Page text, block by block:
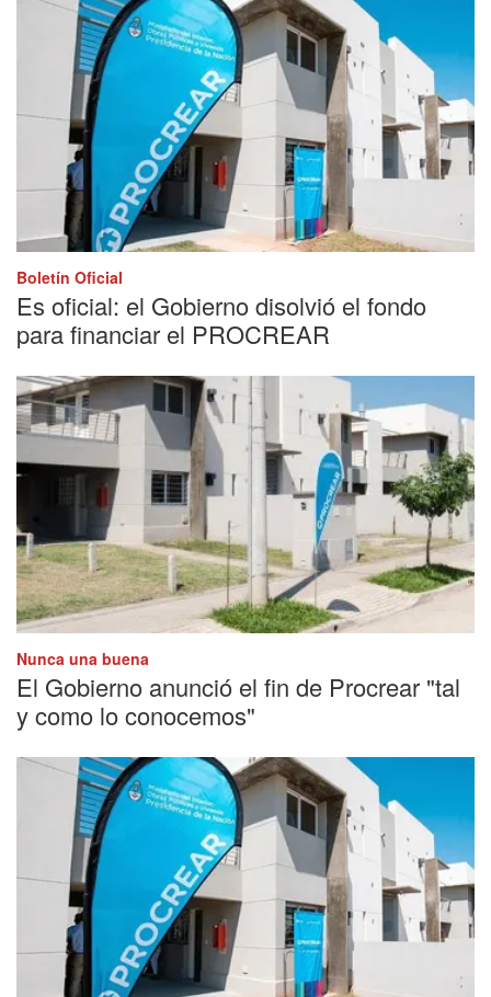
Boletín Oficial
Es oficial: el Gobierno disolvió el fondo
para financiar el PROCREAR
Nunca una buena
El Gobierno anunció el fin de Procrear "tal
y como lo conocemos"